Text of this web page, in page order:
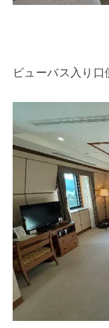
ビューバス入り口